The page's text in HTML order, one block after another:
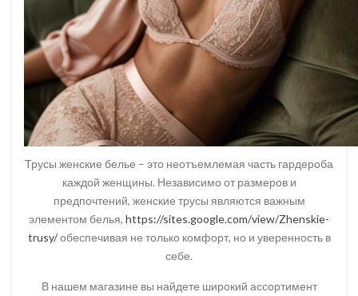
Трусы женские белье – это неотъемлемая часть гардероба
каждой женщины. Независимо от размеров и
предпочтений, женские трусы являются важным
элементом белья, https://sites.google.com/view/Zhenskie-
trusy/обеспечивая не только комфорт, но и уверенность в
себе.
В нашем магазине вы найдете широкий ассортимент